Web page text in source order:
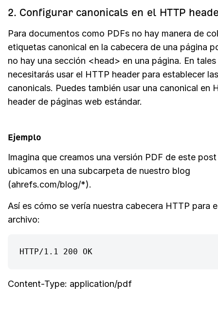
2. Configurar canonicals en el HTTP
Para documentos como PDFs no hay manera de
etiquetas canonical en la cabecera de una página
no hay una sección <head> en una página. En
necesitarás usar el HTTP header para establecer las
canonicals. Puedes también usar una canonical en
header de páginas web estándar.
Ejemplo
Imagina que creamos una versión PDF de este
ubicamos en una subcarpeta de nuestro blog
(ahrefs.com/blog/*).
Así es cómo se vería nuestra cabecera HTTP para
archivo:
HTTP/1.1 200 OK
Content-Type: application/pdf